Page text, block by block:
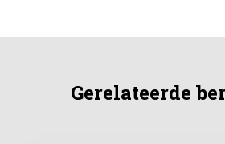
Gerelateerde